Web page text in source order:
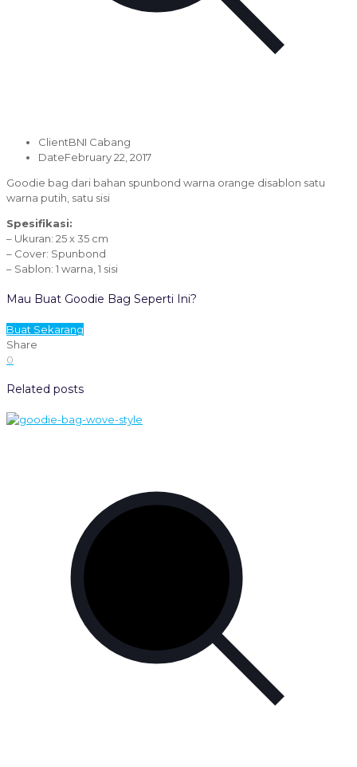
ClientBNI Cabang
DateFebruary 22, 2017
Goodie bag dari bahan spunbond warna orange disablon satu
warna putih, satu sisi
Spesifikasi:
– Ukuran: 25 x 35 cm
– Cover: Spunbond
– Sablon: 1 warna, 1 sisi
Mau Buat Goodie Bag Seperti Ini?
Buat Sekarang
Share
0
Related posts